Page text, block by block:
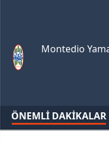
Montedio
ÖNEMLI DAKIKALAR